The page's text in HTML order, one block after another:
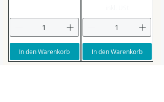
In den Warenkorb In den Warenkorb